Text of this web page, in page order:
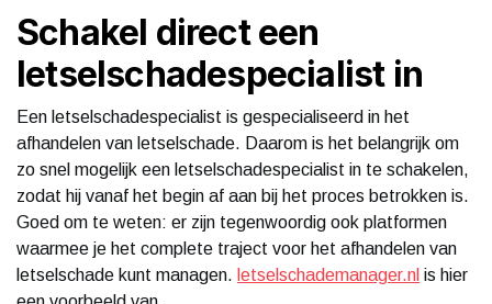
Schakel direct een
letselschadespecialist in
Een letselschadespecialist is gespecialiseerd in het
afhandelen van letselschade. Daarom is het belangrijk om
zo snel mogelijk een letselschadespecialist in te schakelen,
zodat hij vanaf het begin af aan bij het proces betrokken is.
Goed om te weten: er zijn tegenwoordig ook platformen
waarmee je het complete traject voor het afhandelen van
letselschade kunt managen. letselschademanager.nl is hier